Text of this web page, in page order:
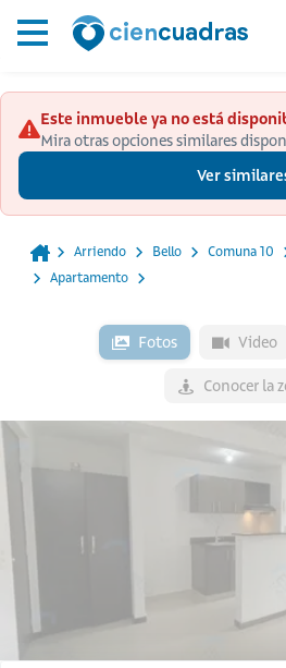
Este inmueble ya no está
Mira otras opciones similares
Ver
Arriendo Bello Comuna 10
Apartamento
Fotos Video
Conocer la